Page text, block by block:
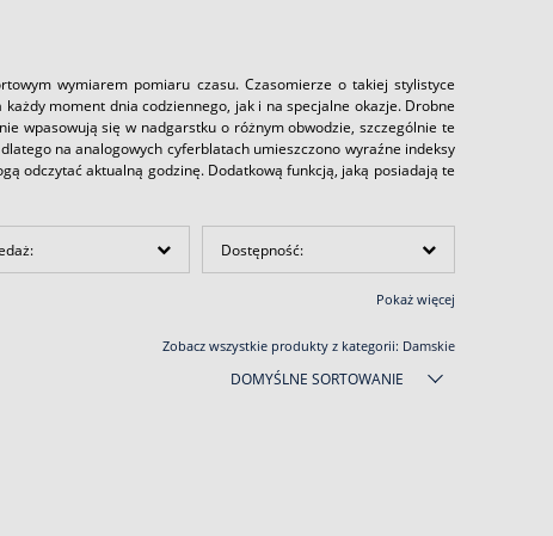
wymiarem pomiaru czasu. Czasomierze o takiej stylistyce
moment dnia codziennego, jak i na specjalne okazje. Drobne
wpasowują się w nadgarstku o różnym obwodzie, szczególnie te
na analogowych cyferblatach umieszczono wyraźne indeksy
odczytać aktualną godzinę. Dodatkową funkcją, jaką posiadają te
Dostępność:
Pokaż więcej
Zobacz wszystkie produkty z kategorii: Damskie
DOMYŚLNE SORTOWANIE